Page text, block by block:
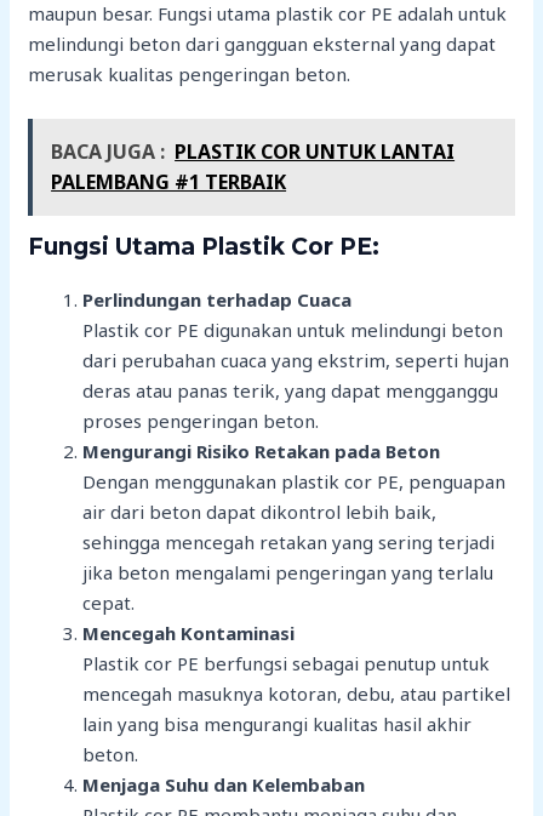
maupun besar. Fungsi utama plastik cor PE adalah untuk
melindungi beton dari gangguan eksternal yang dapat
merusak kualitas pengeringan beton.
BACA JUGA : PLASTIK COR UNTUK LANTAI
PALEMBANG #1 TERBAIK
Fungsi Utama Plastik Cor PE:
Perlindungan terhadap Cuaca
Plastik cor PE digunakan untuk melindungi beton
dari perubahan cuaca yang ekstrim, seperti hujan
deras atau panas terik, yang dapat mengganggu
proses pengeringan beton.
Mengurangi Risiko Retakan pada Beton
Dengan menggunakan plastik cor PE, penguapan
air dari beton dapat dikontrol lebih baik,
sehingga mencegah retakan yang sering terjadi
jika beton mengalami pengeringan yang terlalu
cepat.
Mencegah Kontaminasi
Plastik cor PE berfungsi sebagai penutup untuk
mencegah masuknya kotoran, debu, atau partikel
lain yang bisa mengurangi kualitas hasil akhir
beton.
Menjaga Suhu dan Kelembaban